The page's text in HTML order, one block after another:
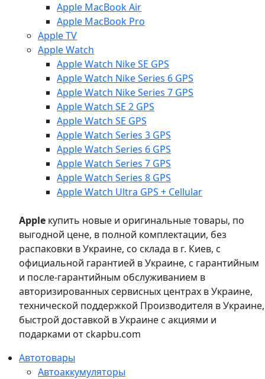
Apple MacBook Air
Apple MacBook Pro
Apple TV
Apple Watch
Apple Watch Nike SE GPS
Apple Watch Nike Series 6 GPS
Apple Watch Nike Series 7 GPS
Apple Watch SE 2 GPS
Apple Watch SE GPS
Apple Watch Series 3 GPS
Apple Watch Series 6 GPS
Apple Watch Series 7 GPS
Apple Watch Series 8 GPS
Apple Watch Ultra GPS + Cellular
Apple купить новые и оригинальные товары, по
выгодной цене, в полной комплектации, без
распаковки в Украине, со склада в г. Киев, с
официальной гарантией в Украине, с гарантийным
и после-гарантийным обслуживанием в
авторизированных сервисных центрах в Украине,
технической поддержкой Производителя в Украине,
быстрой доставкой в Украине с акциями и
подарками от ckapbu.com
Автотовары
Автоаккумуляторы